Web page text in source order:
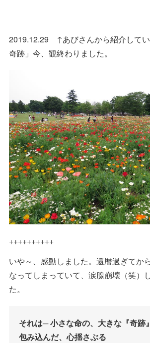
2019.12.29 ↑あびさんから紹介して
奇跡」今、観終わりました。
++++++++++
いや～、感動しました。還暦過ぎてか
なってしまっていて、涙腺崩壊（笑）
た。
それは─ 小さな命の、大きな『奇跡
包み込んだ、心揺さぶる